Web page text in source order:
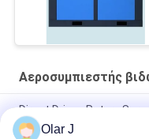
Αεροσυμπιεστής
Direct Driven Rotary
CoolingOlar J